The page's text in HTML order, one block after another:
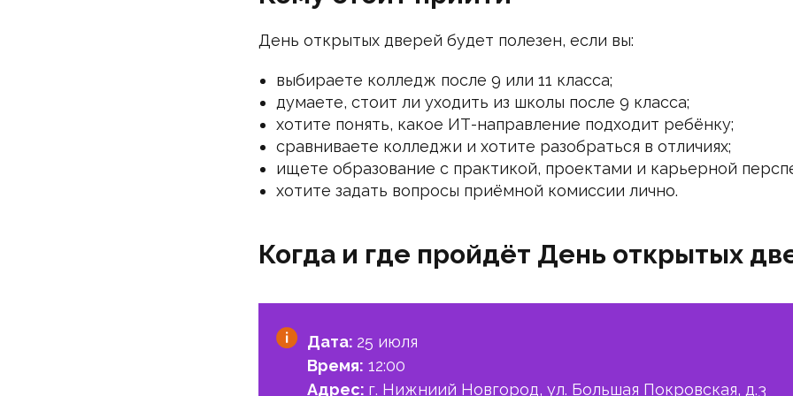
День открытых дверей будет полезен, если вы:
выбираете колледж после 9 или 11 класса;
думаете, стоит ли уходить из школы после 9 класса;
хотите понять, какое ИТ-направление подходит ребёнку;
сравниваете колледжи и хотите разобраться в отличиях;
ищете образование с практикой, проектами и карьерной
хотите задать вопросы приёмной комиссии лично.
Когда и где пройдёт День открытых
Дата: 25 июля
Время: 12:00
Адрес: г. Нижниий Новгород, ул. Большая Покровская, д.3